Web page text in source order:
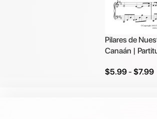
Pilares de
Canaán |
$5.99- $7.99